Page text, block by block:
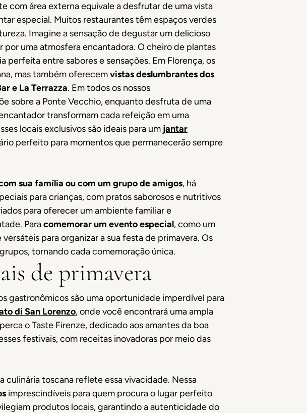
com área externa equivale a desfrutar de uma vista
especial. Muitos restaurantes têm espaços verdes
Imagine a sensação de degustar um delicioso
uma atmosfera encantadora. O cheiro de plantas
perfeita entre sabores e sensações. Em Florença, os
mas também oferecemvistas deslumbrantes dos
e La Terrazza. Em todos os nossos
sobre a Ponte Vecchio, enquanto desfruta de uma
transformam cada refeição em uma
locais exclusivos são ideais para um jantar
perfeito para momentos que permanecerão sempre
sua família ou com um grupo de amigos, há
para crianças, com pratos saborosos e nutritivos
para oferecer um ambiente familiar e
Paracomemorar um evento especial, como um
para organizar a sua festa de primavera. Os
tornando cada comemoração única.
de primavera
gastronômicos são uma oportunidade imperdível para
di San Lorenzo, onde você encontrará uma ampla
o Taste Firenze, dedicado aos amantes da boa
festivais, com receitas inovadoras por meio das
culinária toscana reflete essa vivacidade. Nessa
imprescindíveis para quem procura o lugar perfeito
produtos locais, garantindo a autenticidade do